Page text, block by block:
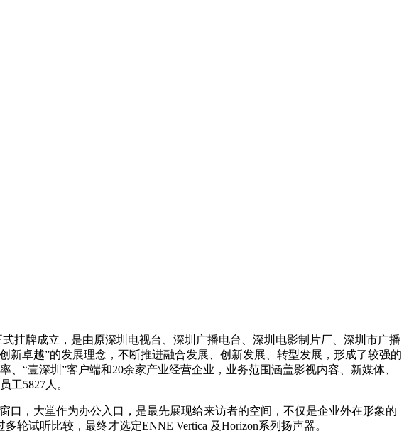
挂牌成立，是由原深圳电视台、深圳广播电台、深圳电影制片厂、深圳市广播
卓越”的发展理念，不断推进融合发展、创新发展、转型发展，形成了较强的
“壹深圳”客户端和20余家产业经营企业，业务范围涵盖影视内容、新媒体、
工5827人。
口，大堂作为办公入口，是最先展现给来访者的空间，不仅是企业外在形象的
轮试听比较，最终才选定ENNE Vertica 及Horizon系列扬声器。